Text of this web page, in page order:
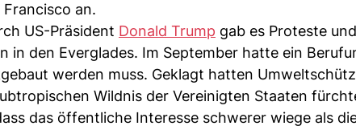
an.
US-Präsident Donald Trump gab es Proteste und
in den Everglades. Im September hatte ein
werden muss. Geklagt hatten
Wildnis der Vereinigten Staaten
das öffentliche Interesse schwerer wiege als